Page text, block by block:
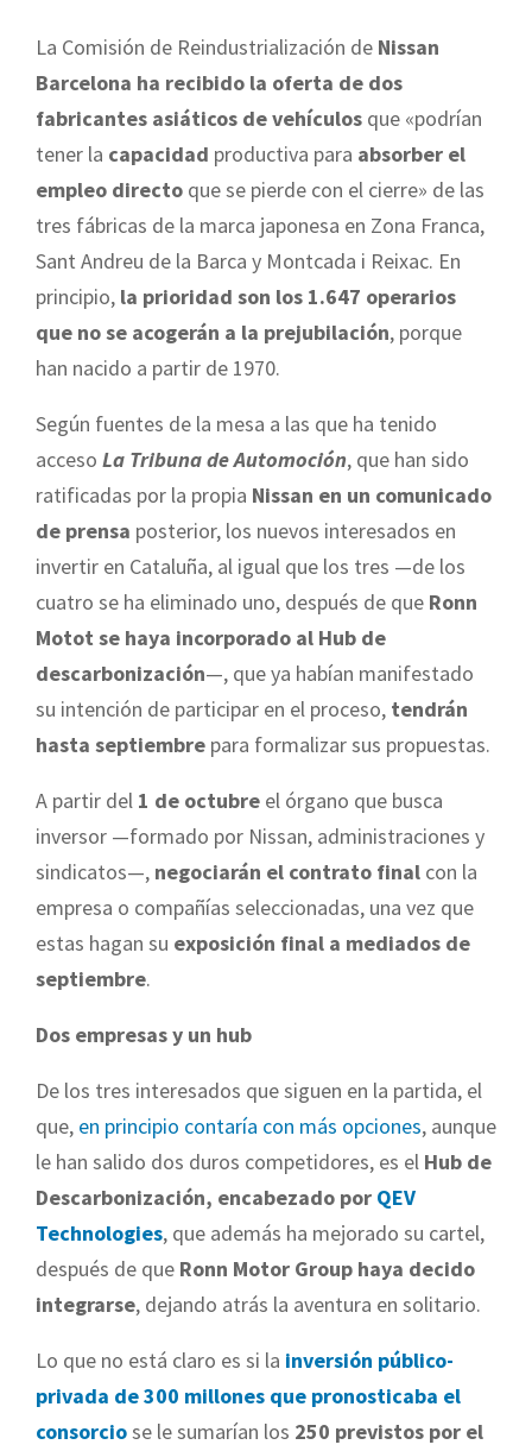
La Comisión de Reindustrialización de Nissan
Barcelona ha recibido la oferta de dos
fabricantes asiáticos de vehículos que «podrían
tener la capacidad productiva para absorber el
empleo directo que se pierde con el cierre» de las
tres fábricas de la marca japonesa en Zona Franca,
Sant Andreu de la Barca y Montcada i Reixac. En
principio, la prioridad son los 1.647 operarios
que no se acogerán a la prejubilación, porque
han nacido a partir de 1970.
Según fuentes de la mesa a las que ha tenido
acceso La Tribuna de Automoción, que han sido
ratificadas por la propia Nissan en un comunicado
de prensa posterior, los nuevos interesados en
invertir en Cataluña, al igual que los tres —de los
cuatro se ha eliminado uno, después de que Ronn
Motot se haya incorporado al Hub de
descarbonización—, que ya habían manifestado
su intención de participar en el proceso, tendrán
hasta septiembre para formalizar sus propuestas.
A partir del 1 de octubre el órgano que busca
inversor —formado por Nissan, administraciones y
sindicatos—, negociarán el contrato final con la
empresa o compañías seleccionadas, una vez que
estas hagan su exposición final a mediados de
septiembre.
Dos empresas y un hub
De los tres interesados que siguen en la partida, el
que, en principio contaría con más opciones, aunque
le han salido dos duros competidores, es el Hub de
Descarbonización, encabezado por QEV
Technologies, que además ha mejorado su cartel,
después de que Ronn Motor Group haya decido
integrarse, dejando atrás la aventura en solitario.
Lo que no está claro es si la inversión público-
privada de 300 millones que pronosticaba el
consorciose le sumarían los 250 previstos por el